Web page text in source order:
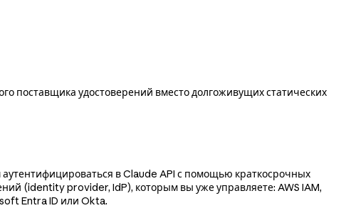
поставщика удостоверений вместо долгоживущих статических
в Claude API с помощью краткосрочных
(identity provider, IdP), которым вы уже управляете: AWS IAM,
Entra ID или Okta.